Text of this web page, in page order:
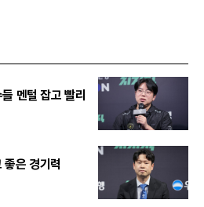
멘털 잡고 빨리
은 경기력